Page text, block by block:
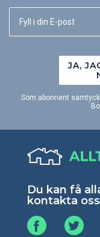
JA,
Som abonnent
Du kan få
kontakta